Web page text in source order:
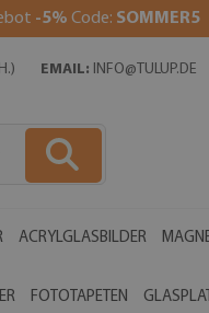
-5% Code: SOMMER5
EMAIL: INFO@TULUP.DE
ACRYLGLASBILDER
FOTOTAPETEN